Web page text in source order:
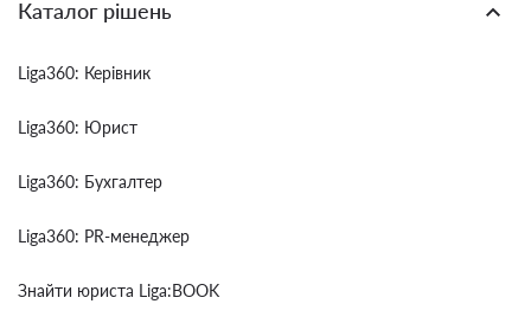
Каталог рішень
Liga360: Керівник
Liga360: Юрист
Liga360: Бухгалтер
Liga360: PR-менеджер
Знайти юриста Liga:BOOK